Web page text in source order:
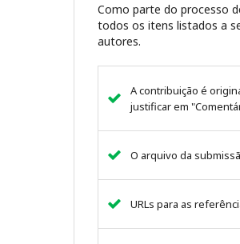
Como parte do processo
todos os itens listados a
autores.
A contribuição é
justificar em
O arquivo da
URLs para as